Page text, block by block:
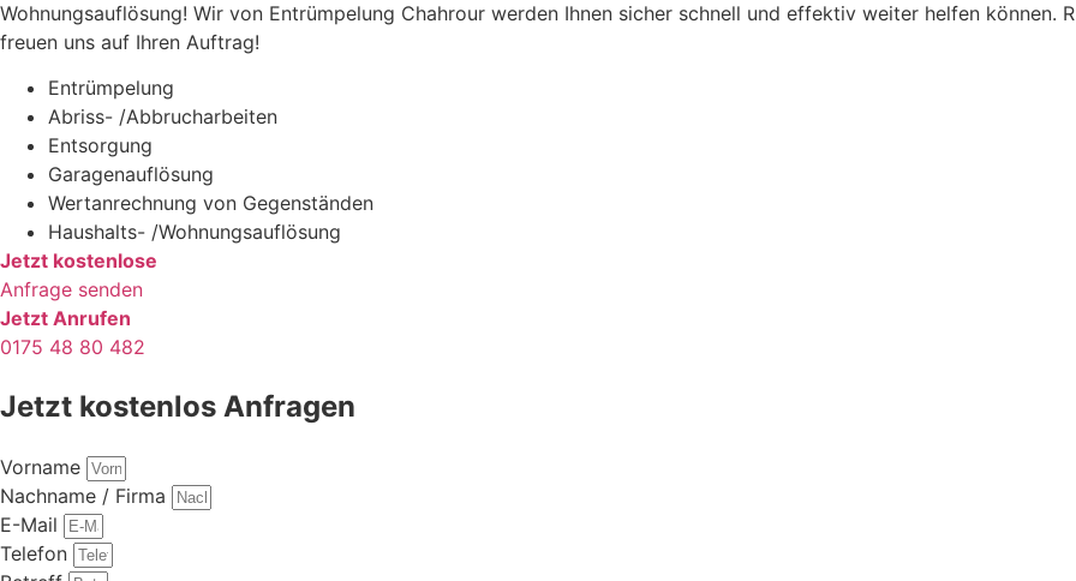
Wohnungsauflösung! Wir von Entrümpelung Chahrour werden Ihnen sicher schnell und effektiv weiter helfen können.
freuen uns auf Ihren Auftrag!
Entrümpelung
Abriss- /Abbrucharbeiten
Entsorgung
Garagenauflösung
Wertanrechnung von Gegenständen
Haushalts- /Wohnungsauflösung
Jetzt kostenlose
Anfrage senden
Jetzt Anrufen
0175 48 80 482
Jetzt kostenlos Anfragen
Vorname
Nachname / Firma
E-Mail
Telefon